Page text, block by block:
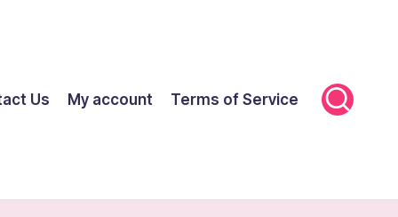
Us My account Terms of Service